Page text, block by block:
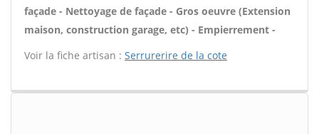
façade - Nettoyage de façade - Gros oeuvre (Extension
maison, construction garage, etc) - Empierrement -
Voir la fiche artisan : Serrurerire de la cote